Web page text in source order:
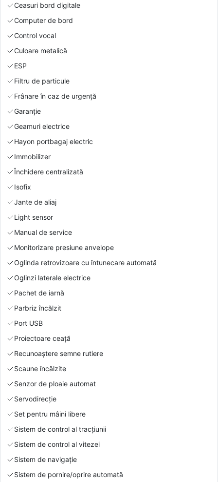
Ceasuri bord digitale
Computer de bord
Control vocal
Culoare metalică
ESP
Filtru de particule
Frânare în caz de urgență
Garanție
Geamuri electrice
Hayon portbagaj electric
Immobilizer
Închidere centralizată
Isofix
Jante de aliaj
Light sensor
Manual de service
Monitorizare presiune anvelope
Oglinda retrovizoare cu întunecare automată
Oglinzi laterale electrice
Pachet de iarnă
Parbriz încălzit
Port USB
Proiectoare ceață
Recunoaștere semne rutiere
Scaune încălzite
Senzor de ploaie automat
Servodirecție
Set pentru mâini libere
Sistem de control al tracțiunii
Sistem de control al vitezei
Sistem de navigație
Sistem de pornire/oprire automată